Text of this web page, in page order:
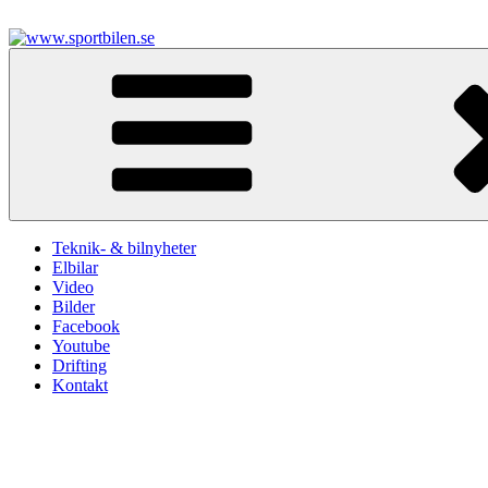
till
innehåll
www.sportbilen.se
Teknik- & bilnyheter
Elbilar
Video
Bilder
Facebook
Youtube
Drifting
Kontakt